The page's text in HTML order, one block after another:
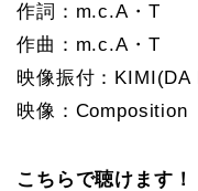
作詞：m.c.A・T
作曲：m.c.A・T
映像振付：KIMI(DA
映像：Composition
こちらで聴けます！